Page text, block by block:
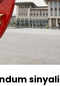
sinyali